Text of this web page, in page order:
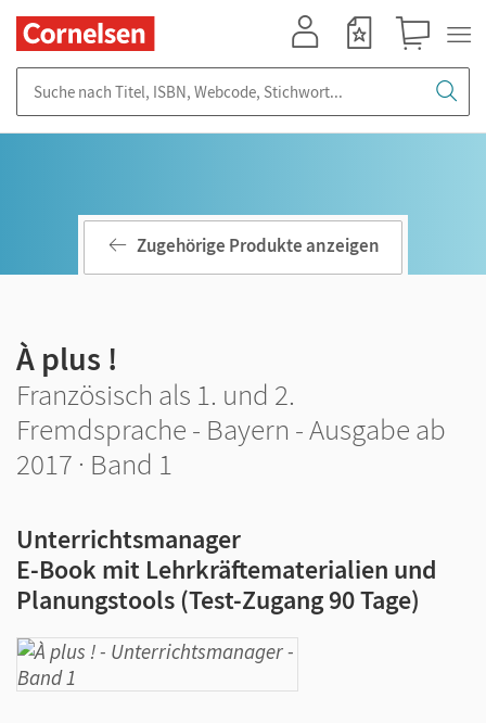
Zugehörige Produkte anzeigen
À plus !
Französisch als 1. und 2.
Fremdsprache - Bayern - Ausgabe ab
2017 · Band 1
Unterrichtsmanager
E-Book mit Lehrkräftematerialien und
Planungstools (Test-Zugang 90 Tage)